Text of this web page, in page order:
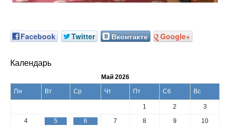
Facebook Twitter Вконтакте Google+
Календарь
Май 2026
Пн
Вт Ср Чт Пт Сб Вс
1 2
3
4
5 6 7 8 9
10